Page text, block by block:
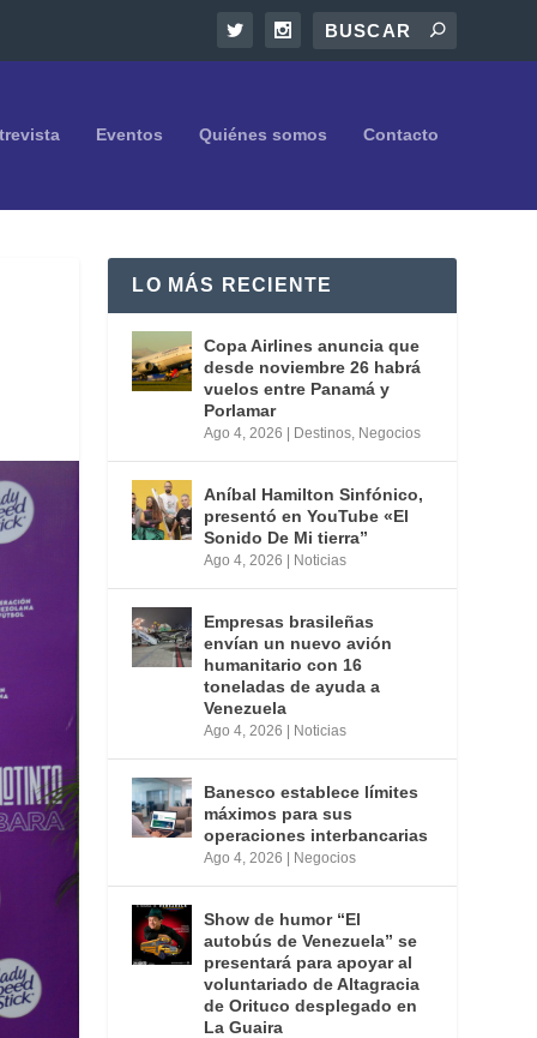
Eventos Quiénes somos Contacto
LO MÁS RECIENTE
Copa Airlines anuncia que
desde noviembre 26 habrá
vuelos entre Panamá y
Porlamar
Ago 4, 2026 Destinos, Negocios
Aníbal Hamilton Sinfónico,
presentó en YouTube «El
Sonido De Mi tierra”
Ago 4, 2026 Noticias
Empresas brasileñas
envían un nuevo avión
humanitario con 16
toneladas de ayuda a
Venezuela
Ago 4, 2026 Noticias
Banesco establece límites
máximos para sus
operaciones interbancarias
Ago 4, 2026 Negocios
Show de humor “El
autobús de Venezuela” se
presentará para apoyar al
voluntariado de Altagracia
de Orituco desplegado en
La Guaira